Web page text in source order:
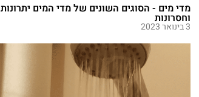
מדי מים - הסוגים השונים של מדי המים יתרונות
וחסרונות
3 בינואר 2023